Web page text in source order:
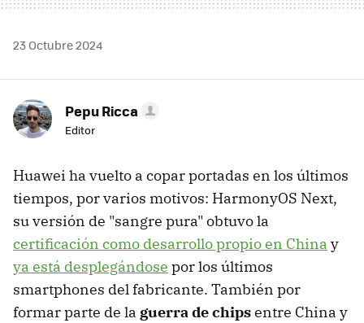
23 Octubre 2024
Pepu Ricca
Editor
Huawei ha vuelto a copar portadas en los últimos
tiempos, por varios motivos: HarmonyOS Next,
su versión de "sangre pura" obtuvo la
certificación como desarrollo propio en China y
ya está desplegándose por los últimos
smartphones del fabricante. También por
formar parte de la guerra de chipsentre China y